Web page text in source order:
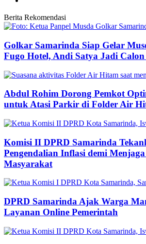
Berita Rekomendasi
Golkar Samarinda Siap Gelar
Fugo Hotel, Andi Satya Jadi
Abdul Rohim Dorong Pemkot
untuk Atasi Parkir di Folder Air
Komisi II DPRD Samarinda
Pengendalian Inflasi demi
Masyarakat
DPRD Samarinda Ajak Warga
Layanan Online Pemerintah